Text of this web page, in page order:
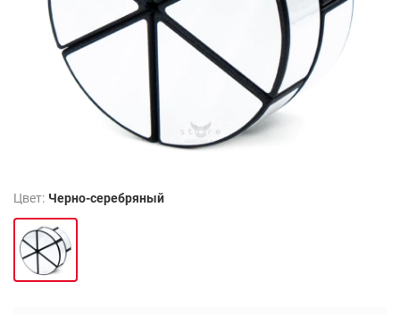
Цвет: Черно-серебряный